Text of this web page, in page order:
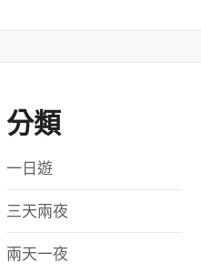
分類
一日遊
三天兩夜
兩天一夜